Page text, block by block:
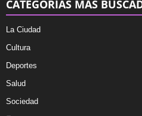
CATEGORÍAS MÁS
La Ciudad
Cultura
Deportes
Salud
Sociedad